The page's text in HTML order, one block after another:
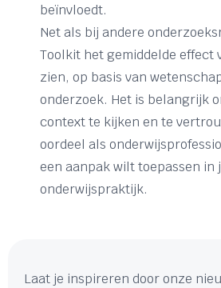
beïnvloedt.
Net als bij andere
Toolkit het gemiddelde effect
zien, op basis van
onderzoek. Het is belangrijk
context te kijken en te
oordeel als
een aanpak wilt toepassen in
onderwijspraktijk.
Laat je inspireren door onze